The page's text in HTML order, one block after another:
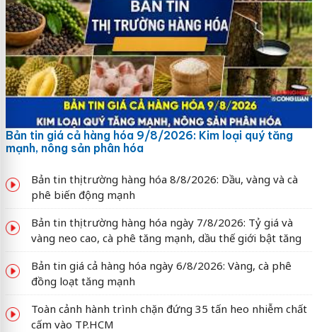
Bản tin giá cả hàng hóa 9/8/2026: Kim loại quý tăng
mạnh, nông sản phân hóa
Bản tin thị trường hàng hóa 8/8/2026: Dầu, vàng và cà
phê biến động mạnh
Bản tin thị trường hàng hóa ngày 7/8/2026: Tỷ giá và
vàng neo cao, cà phê tăng mạnh, dầu thế giới bật tăng
Bản tin giá cả hàng hóa ngày 6/8/2026: Vàng, cà phê
đồng loạt tăng mạnh
Toàn cảnh hành trình chặn đứng 35 tấn heo nhiễm chất
cấm vào TP.HCM